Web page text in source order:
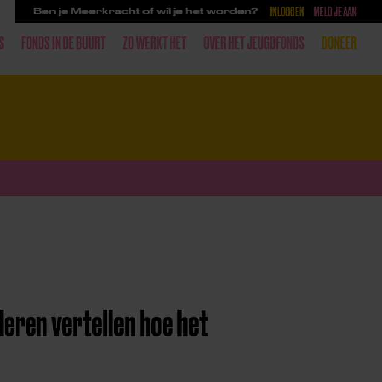
Ben je Meerkracht of wil je het worden? INLOGGEN MELD JE AAN
FONDS IN DE BUURT ZO WERKT HET OVER HET JEUGDFONDS DONEER
vertellen hoe het